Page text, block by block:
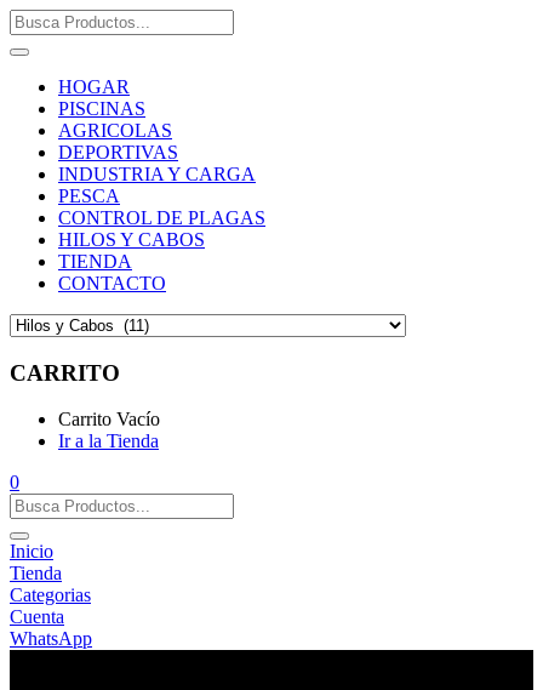
HOGAR
PISCINAS
AGRICOLAS
DEPORTIVAS
INDUSTRIA Y CARGA
PESCA
CONTROL DE PLAGAS
HILOS Y CABOS
TIENDA
CONTACTO
CARRITO
Carrito Vacío
Ir a la Tienda
0
Inicio
Tienda
Categorias
Cuenta
WhatsApp